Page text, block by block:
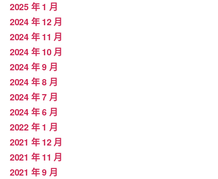
2025 年 1 月
2024 年 12 月
2024 年 11 月
2024 年 10 月
2024 年 9 月
2024 年 8 月
2024 年 7 月
2024 年 6 月
2022 年 1 月
2021 年 12 月
2021 年 11 月
2021 年 9 月